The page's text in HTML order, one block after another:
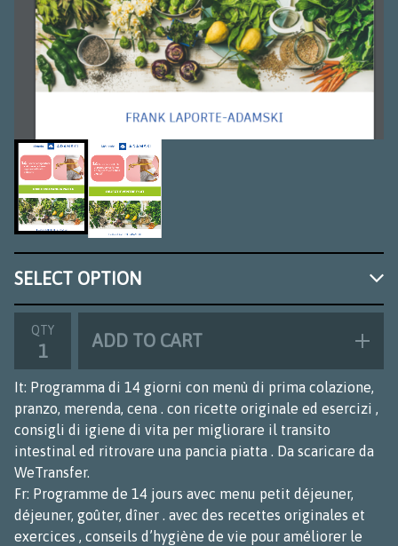
QTY ADD TO CART
It: Programma di 14 giorni con menù di prima colazione,
pranzo, merenda, cena . con ricette originale ed esercizi ,
consigli di igiene di vita per migliorare il transito
intestinal ed ritrovare una pancia piatta . Da scaricare da
WeTransfer.
Fr: Programme de 14 jours avec menu petit déjeuner,
déjeuner, goûter, dîner . avec des recettes originales et
exercices , conseils d’hygiène de vie pour améliorer le